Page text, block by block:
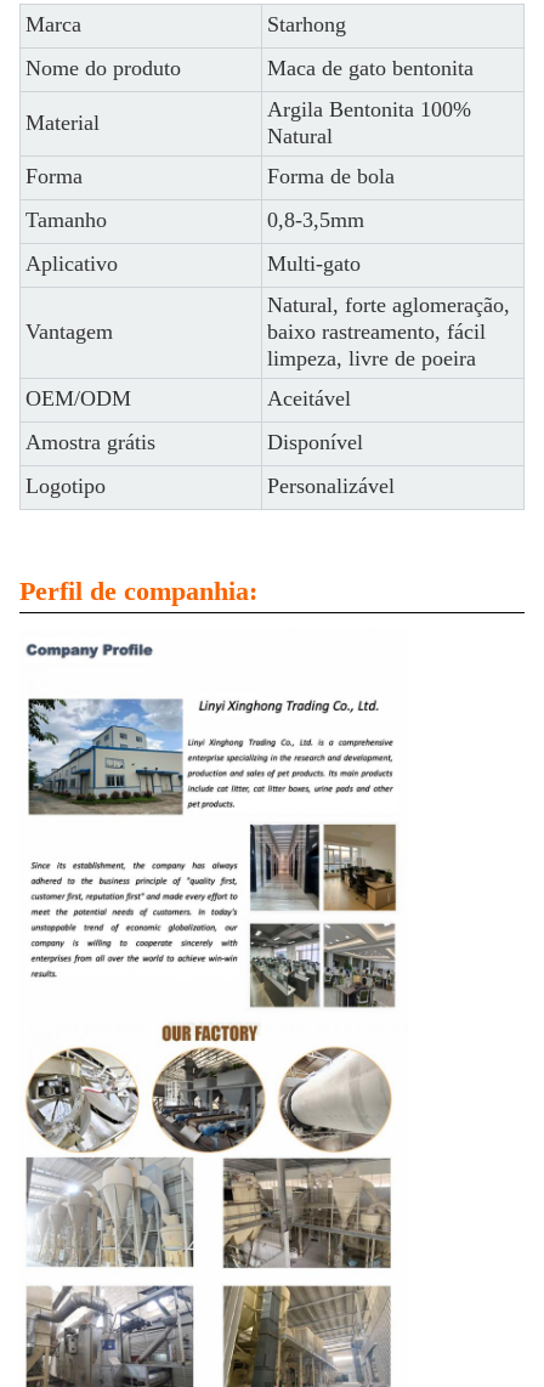
Marca
Starhong
Nome do produto
Maca de gato bentonita
Material
Argila Bentonita 100%
Natural
Forma
Forma de bola
Tamanho
0,8-3,5mm
Aplicativo
Multi-gato
Vantagem
Natural, forte aglomeração,
baixo rastreamento, fácil
limpeza, livre de poeira
OEM/ODM
Aceitável
Amostra grátis
Disponível
Logotipo
Personalizável
Perfil de companhia: